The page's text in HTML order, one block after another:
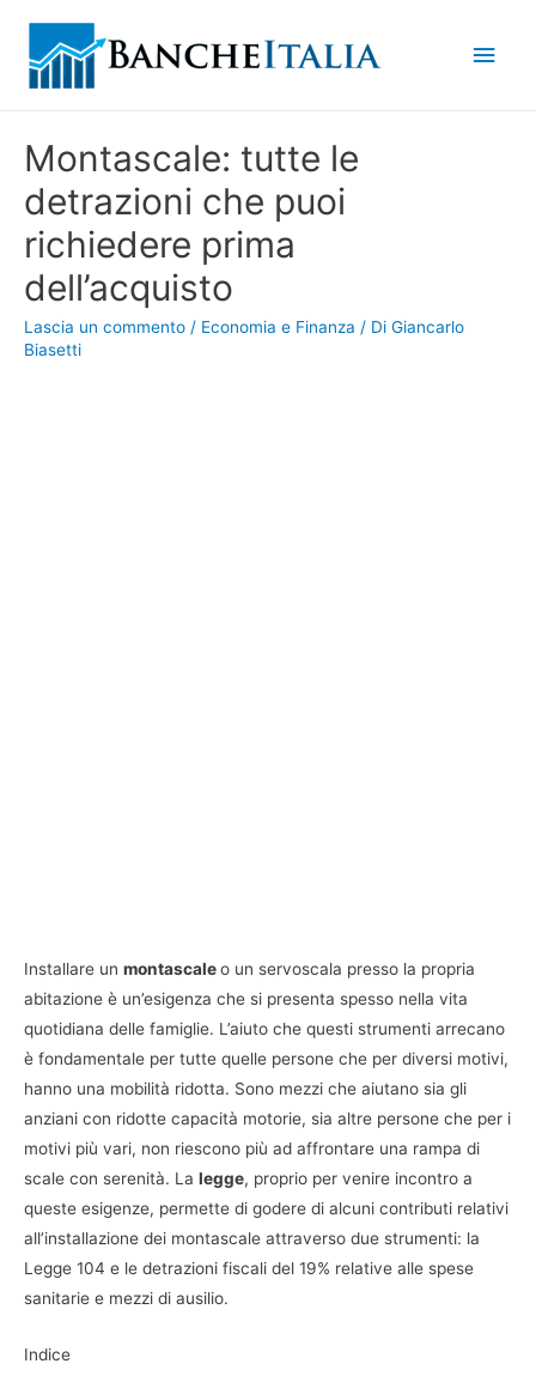
Montascale: tutte le
detrazioni che puoi
richiedere prima
dell’acquisto
Lascia un commento / Economia e Finanza / Di Giancarlo
Biasetti
Installare un montascaleo un servoscala presso la propria
abitazione è un’esigenza che si presenta spesso nella vita
quotidiana delle famiglie. L’aiuto che questi strumenti arrecano
è fondamentale per tutte quelle persone che per diversi motivi,
hanno una mobilità ridotta. Sono mezzi che aiutano sia gli
anziani con ridotte capacità motorie, sia altre persone che per i
motivi più vari, non riescono più ad affrontare una rampa di
scale con serenità. La legge, proprio per venire incontro a
queste esigenze, permette di godere di alcuni contributi relativi
all’installazione dei montascale attraverso due strumenti: la
Legge 104 e le detrazioni fiscali del 19% relative alle spese
sanitarie e mezzi di ausilio.
Indice